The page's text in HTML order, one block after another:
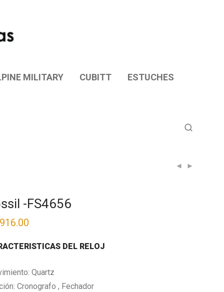
MILITARY CUBITT ESTUCHES
-FS4656
DEL RELOJ
Quartz
Cronografo , Fechador